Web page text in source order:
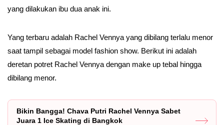
yang dilakukan ibu dua anak ini.
Yang terbaru adalah Rachel Vennya yang dibilang terlalu menor
saat tampil sebagai model fashion show. Berikut ini adalah
deretan potret Rachel Vennya dengan make up tebal hingga
dibilang menor.
Bikin Bangga! Chava Putri Rachel Vennya Sabet
Juara 1 Ice Skating di Bangkok